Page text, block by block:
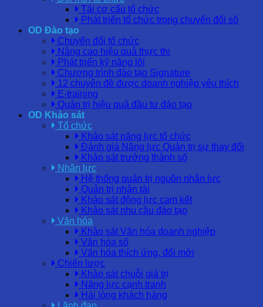
Tái cơ cấu tổ chức
Phát triển tổ chức trong chuyển đổi số
OD Đào tạo
Chuyển đổi tổ chức
Nâng cao hiệu quả thực thi
Phát triển kỹ năng lõi
Chương trình đào tạo Signature
12 chuyên đề được doanh nghiệp yêu thích
E-training
Quản trị hiệu quả đầu tư đào tạo
OD Khảo sát
Tổ chức
Khảo sát năng lực tổ chức
Đánh giá Năng lực Quản trị sự thay đổi
Khảo sát trưởng thành số
Nhân lực
Hệ thống quản trị nguồn nhân lực
Quản trị nhân tài
Khảo sát động lực cam kết
Khảo sát nhu cầu đào tạo
Văn hóa
Khảo sát Văn hóa doanh nghiệp
Văn hóa số
Văn hóa thích ứng, đổi mới
Chiến lược
Khảo sát chuỗi giá trị
Năng lực cạnh tranh
Hài lòng khách hàng